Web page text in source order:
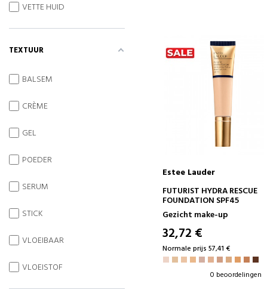
IN WINKELWAGEN
Estee Lauder
FUTURIST HYDRA RESCUE
FOUNDATION SPF45
Gezicht make-up
32,72 €
Normale prijs 57,41 €
0 beoordelingen
VETTE HUID
TEXTUUR
BALSEM
CRÈME
GEL
POEDER
SERUM
STICK
VLOEIBAAR
VLOEISTOF